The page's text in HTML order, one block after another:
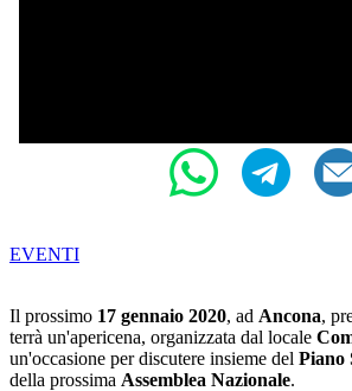
EVENTI
Il prossimo 17 gennaio 2020, ad Ancona,
terrà un'apericena, organizzata dal locale
un'occasione per discutere insieme del Piano
della prossima Assemblea Nazionale.